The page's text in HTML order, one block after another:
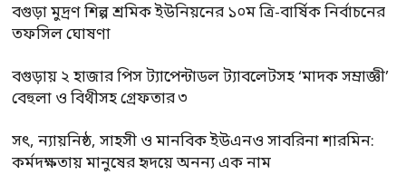
বগুড়া মুদ্রণ শিল্প শ্রমিক ইউনিয়নের ১০ম ত্রি-বার্ষিক নির্বাচনের
তফসিল ঘোষণা
বগুড়ায় ২ হাজার পিস ট্যাপেন্টাডল ট্যাবলেটসহ ‘মাদক সম্রাজ্ঞী’
বেহুলা ও বিথীসহ গ্রেফতার ৩
সৎ, ন্যায়নিষ্ঠ, সাহসী ও মানবিক ইউএনও সাবরিনা শারমিন:
কর্মদক্ষতায় মানুষের হৃদয়ে অনন্য এক নাম